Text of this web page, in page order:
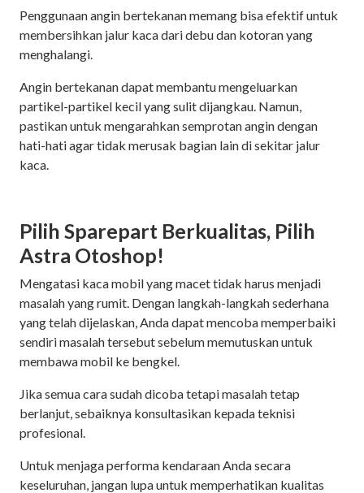
Penggunaan angin bertekanan memang bisa efektif untuk
membersihkan jalur kaca dari debu dan kotoran yang
menghalangi.
Angin bertekanan dapat membantu mengeluarkan
partikel-partikel kecil yang sulit dijangkau. Namun,
pastikan untuk mengarahkan semprotan angin dengan
hati-hati agar tidak merusak bagian lain di sekitar jalur
kaca.
Pilih Sparepart Berkualitas, Pilih
Astra Otoshop!
Mengatasi kaca mobil yang macet tidak harus menjadi
masalah yang rumit. Dengan langkah-langkah sederhana
yang telah dijelaskan, Anda dapat mencoba memperbaiki
sendiri masalah tersebut sebelum memutuskan untuk
membawa mobil ke bengkel.
Jika semua cara sudah dicoba tetapi masalah tetap
berlanjut, sebaiknya konsultasikan kepada teknisi
profesional.
Untuk menjaga performa kendaraan Anda secara
keseluruhan, jangan lupa untuk memperhatikan kualitas